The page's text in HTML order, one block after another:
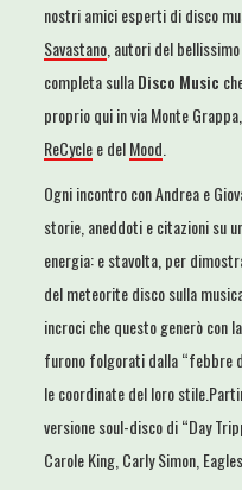
nostri amici esperti di disco
Savastano , autori del
completa sullaDisco Music
proprio qui in via Monte
ReCyclee delMood
Ogni incontro con Andrea e
storie, aneddoti e citazioni su
energia: e stavolta, per
del meteorite disco sulla
incroci che questo generò con
furono folgorati dalla “febbre
le coordinate del loro
versione soul-disco di “Day
Carole King, Carly Simon,